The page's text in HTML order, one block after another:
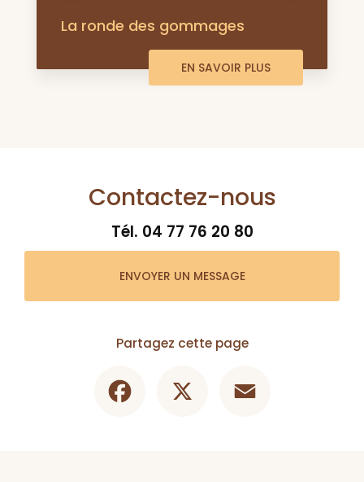
La ronde des gommages
EN SAVOIR PLUS
Contactez-nous
Tél. 04 77 76 20 80
ENVOYER UN MESSAGE
Partagez cette page